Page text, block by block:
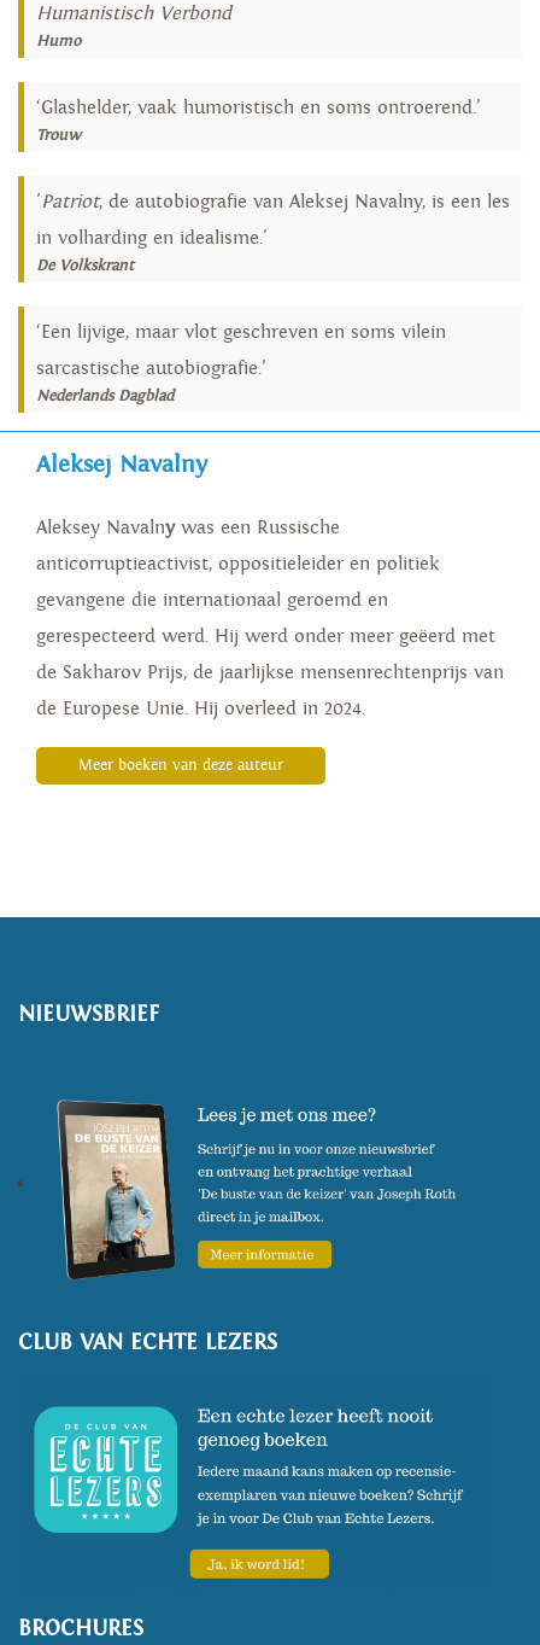
Humanistisch Verbond
Humo
‘Glashelder, vaak humoristisch en soms ontroerend.’
Trouw
'Patriot, de autobiografie van Aleksej Navalny, is een les
in volharding en idealisme.'
De Volkskrant
‘Een lijvige, maar vlot geschreven en soms vilein
sarcastische autobiografie.’
Nederlands Dagblad
Aleksej Navalny
Aleksey Navalny was een Russische
anticorruptieactivist, oppositieleider en politiek
gevangene die internationaal geroemd en
gerespecteerd werd. Hij werd onder meer geëerd met
de Sakharov Prijs, de jaarlijkse mensenrechtenprijs van
de Europese Unie. Hij overleed in 2024.
Meer boeken van deze auteur
NIEUWSBRIEF
CLUB VAN ECHTE LEZERS
BROCHURES